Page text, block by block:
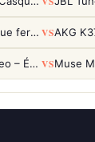
AKG K271 MKII – Casque fermé studio fiable pour une écoute neutre VS
Xiaomi OpenWear Stereo – Écouteurs Open-Ear Hi-Res avec réduction de fuite sonore VS